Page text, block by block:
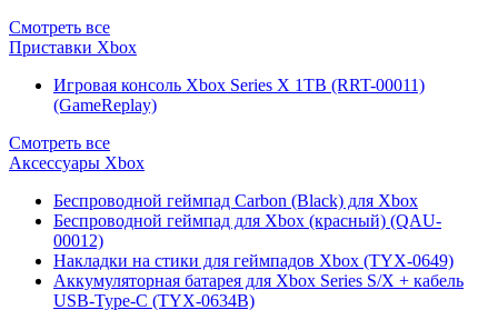
Смотреть все
Приставки Xbox
Игровая консоль Xbox Series X 1TB (RRT-00011)
(GameReplay)
Смотреть все
Аксессуары Xbox
Беспроводной геймпад Carbon (Black) для Xbox
Беспроводной геймпад для Xbox (красный) (QAU-
00012)
Накладки на стики для геймпадов Xbox (TYX-0649)
Аккумуляторная батарея для Xbox Series S/X + кабель
USB-Type-C (TYX-0634B)